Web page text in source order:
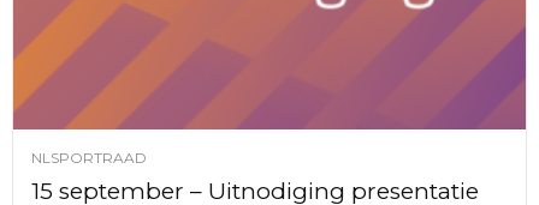
NLSPORTRAAD
15 september – Uitnodiging presentatie